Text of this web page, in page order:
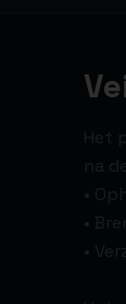
Het
na
•
•
•